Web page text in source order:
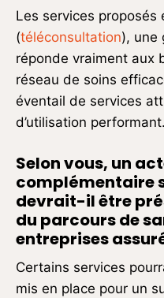
Les services proposés
(téléconsultation), une
réponde vraiment aux
réseau de soins
éventail de services
d’utilisation performant.
Selon vous, un
complémentaire
devrait-il être
du parcours de
entreprises
Certains services
mis en place pour un